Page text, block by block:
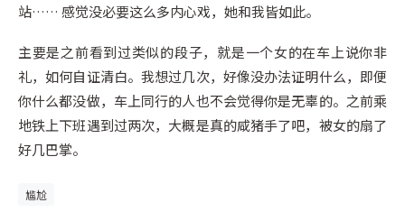
站…… 感觉没必要这么多内心戏，她和我皆如此。
主要是之前看到过类似的段子，就是一个女的在车上说你非
礼，如何自证清白。我想过几次，好像没办法证明什么，即便
你什么都没做，车上同行的人也不会觉得你是无辜的。之前乘
地铁上下班遇到过两次，大概是真的咸猪手了吧，被女的扇了
好几巴掌。
尴尬